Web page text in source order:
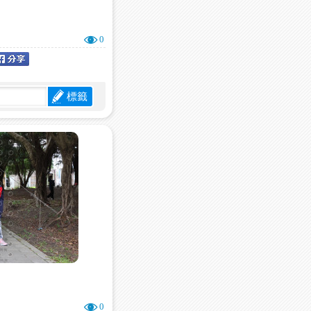
0
標籤
0